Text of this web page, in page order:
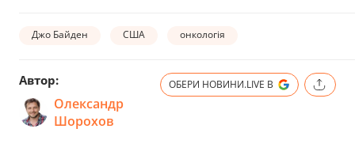
Джо Байден США онкологія
Автор:
Олександр
Шорохов
ОБЕРИ НОВИНИ.LIVE В